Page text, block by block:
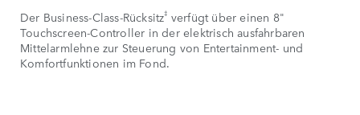
Der Business-Class-Rücksitz‡ verfügt über einen 8"
Touchscreen-Controller in der elektrisch ausfahrbaren
Mittelarmlehne zur Steuerung von Entertainment- und
Komfortfunktionen im Fond.